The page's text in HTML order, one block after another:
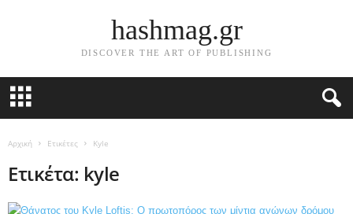
hashmag.gr
DISCOVER THE ART OF PUBLISHING
Αρχική Ετικέτες Kyle
Ετικέτα: kyle